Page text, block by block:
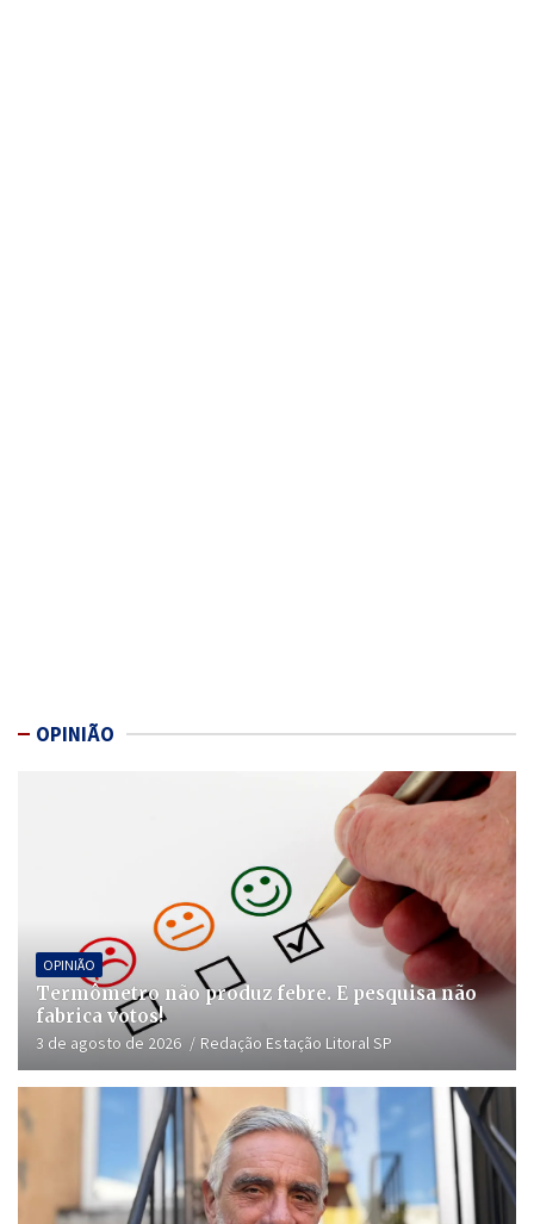
OPINIÃO
OPINIÃO
Termômetro não produz febre. E pesquisa não
fabrica votos!
3 de agosto de 2026 Redação Estação Litoral SP